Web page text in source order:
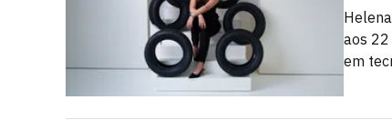
aos 22
em